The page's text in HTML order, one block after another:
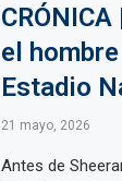
el
Estadio
21 mayo, 2026
Antes de